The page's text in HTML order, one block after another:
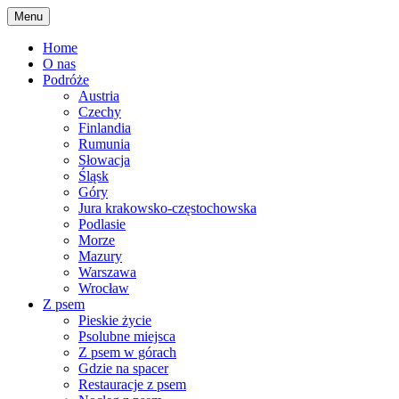
Skip
to
content
Menu
Home
O nas
Podróże
Austria
Czechy
Finlandia
Rumunia
Słowacja
Śląsk
Góry
Jura krakowsko-częstochowska
Podlasie
Morze
Mazury
Warszawa
Wrocław
Z psem
Pieskie życie
Psolubne miejsca
Z psem w górach
Gdzie na spacer
Restauracje z psem